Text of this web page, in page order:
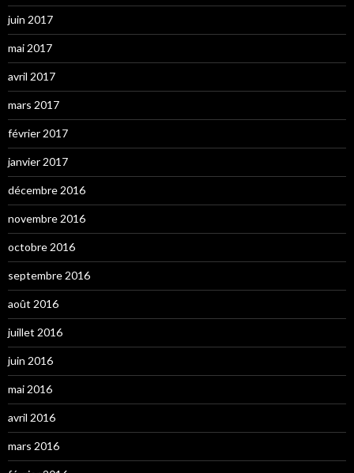
juin 2017
mai 2017
avril 2017
mars 2017
février 2017
janvier 2017
décembre 2016
novembre 2016
octobre 2016
septembre 2016
août 2016
juillet 2016
juin 2016
mai 2016
avril 2016
mars 2016